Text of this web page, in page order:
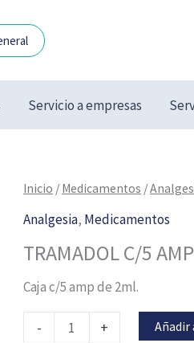
Servicio a empresas
Inicio / Medicamentos /
Analgesia, Medicamentos
TRAMADOL C/5
Caja c/5 amp de 2ml.
-
TRAMADOL
C/5
100MG/2ML
cantidad
+ Añadir